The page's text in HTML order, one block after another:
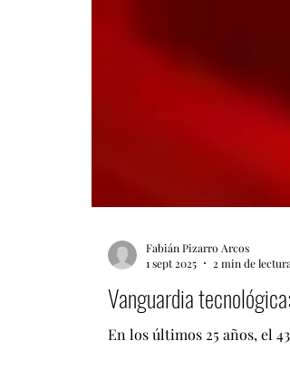
Fabián Pizarro Arcos
1 sept 2025
2 min de lectura
Vanguardia